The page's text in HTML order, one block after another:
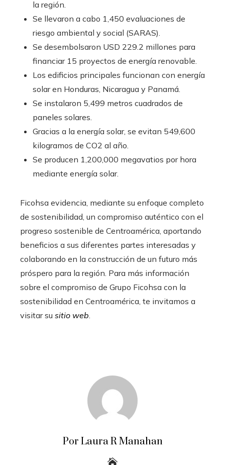
la región.
Se llevaron a cabo 1,450 evaluaciones de
riesgo ambiental y social (SARAS).
Se desembolsaron USD 229.2 millones para
financiar 15 proyectos de energía renovable.
Los edificios principales funcionan con energía
solar en Honduras, Nicaragua y Panamá.
Se instalaron 5,499 metros cuadrados de
paneles solares.
Gracias a la energía solar, se evitan 549,600
kilogramos de CO2 al año.
Se producen 1,200,000 megavatios por hora
mediante energía solar.
Ficohsa evidencia, mediante su enfoque completo
de sostenibilidad, un compromiso auténtico con el
progreso sostenible de Centroamérica, aportando
beneficios a sus diferentes partes interesadas y
colaborando en la construcción de un futuro más
próspero para la región. Para más información
sobre el compromiso de Grupo Ficohsa con la
sostenibilidad en Centroamérica, te invitamos a
visitar su sitio web.
Por Laura R Manahan